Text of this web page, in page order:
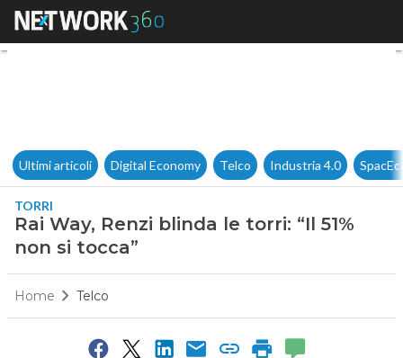
Rai Way, Renzi blinda le torri:
Ultimi articoli Digital Economy Telco Industria 4.0
TORRI
Rai Way, Renzi blinda le torri: “Il 51%
non si tocca”
Home Telco